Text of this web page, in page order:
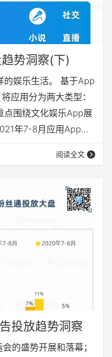
势洞察(下)
的娱乐生活。 基于App
应用分为两大类型：
点围绕文化娱乐App展
年7-8月应用App买
榜，占据榜单的1/5。
策略可参考呢？ 01 …
阅读全文
投放趋势洞察
的盛势开展和落幕；